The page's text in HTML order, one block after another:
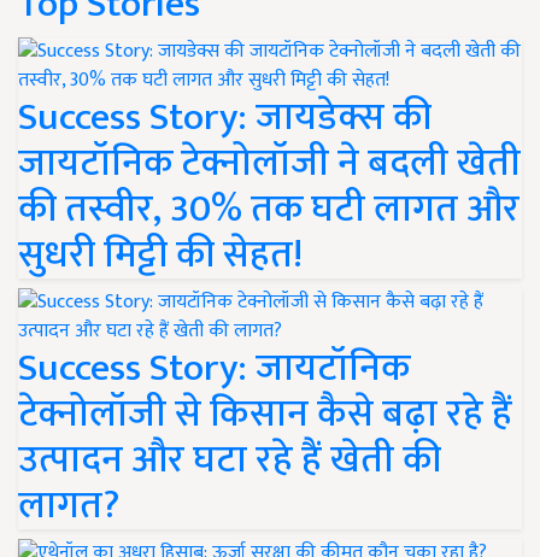
Success Story: जायडेक्स की
जायटॉनिक टेक्नोलॉजी ने बदली खेती
की तस्वीर, 30% तक घटी लागत और
सुधरी मिट्टी की सेहत!
Success Story: जायटॉनिक
टेक्नोलॉजी से किसान कैसे बढ़ा रहे हैं
उत्पादन और घटा रहे हैं खेती की
लागत?